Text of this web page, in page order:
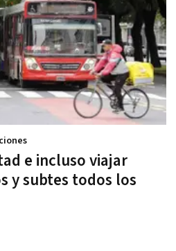
e incluso viajar
y subtes todos los